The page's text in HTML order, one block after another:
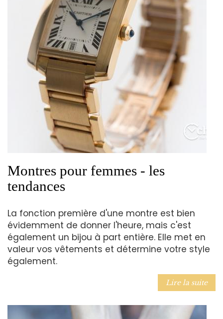
Montres pour femmes - les
tendances
La fonction première d'une montre est bien
évidemment de donner l'heure, mais c'est
également un bijou à part entière. Elle met en
valeur vos vêtements et détermine votre style
également.
Lire la suite